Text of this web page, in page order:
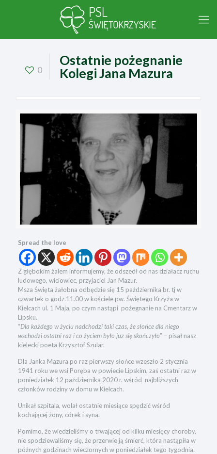
0
Ostatnie pożegnanie
Kolegi Jana Mazura
Spread the love
Z głębokim żalem informujemy, że odszedł od nas działacz ruchu
ludowego, wiciowiec, przyjaciel Jan Mazur.
Msza Święta żałobna odbędzie się 15 października br. tj w
czwartek o godz.11.00 w kościele pw. Świętego Krzyża w
Kielcach ul. 1 Maja, po czym nastąpi pożegnanie na Cmentarz w
Lipsku.
“Dla każdego w życiu nadchodzi taki czas, że słońce dla niego
wschodzi ostatni raz i co życiem było juz się skończyło” – pisał nasz
kielecki poeta Krzysztof Szular.
Dla Janka Mazura po raz pierwszy słońce wzeszło 2 stycznia
1941 roku we wsi Poręba w powiecie Lipskim, zaś ostatni raz w
poniedziałek 12 października 2020 r. wśród najbliższych
członków rodziny w domu w Kielcach.
Unikał szpitala, wolał ostatnie miesiące spędzić wśród
kochającej żony, córek i syna.
Pomimo, że wiedzieliśmy o trwającej od kilku miesięcy choroby,
nie spodziewaliśmy się, że przerwie ją śmierć, która nastąpiła w
późnych godzinach wieczornych w poniedziałek tego tygodnia.